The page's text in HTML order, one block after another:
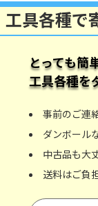
工具各種で
とっても簡
工具各種を
事前のご連
ダンボール
中古品も大
送料はご負